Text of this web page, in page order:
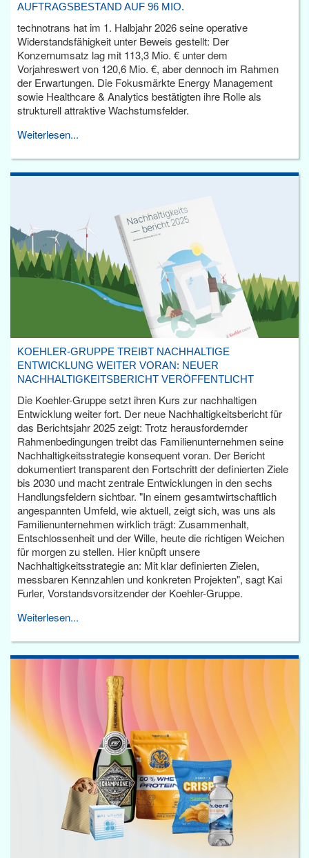
AUFTRAGSBESTAND AUF 96 MIO.
technotrans hat im 1. Halbjahr 2026 seine operative
Widerstandsfähigkeit unter Beweis gestellt: Der
Konzernumsatz lag mit 113,3 Mio. € unter dem
Vorjahreswert von 120,6 Mio. €, aber dennoch im Rahmen
der Erwartungen. Die Fokusmärkte Energy Management
sowie Healthcare & Analytics bestätigten ihre Rolle als
strukturell attraktive Wachstumsfelder.
Weiterlesen...
KOEHLER-GRUPPE TREIBT NACHHALTIGE
ENTWICKLUNG WEITER VORAN: NEUER
NACHHALTIGKEITSBERICHT VERÖFFENTLICHT
Die Koehler-Gruppe setzt ihren Kurs zur nachhaltigen
Entwicklung weiter fort. Der neue Nachhaltigkeitsbericht für
das Berichtsjahr 2025 zeigt: Trotz herausfordernder
Rahmenbedingungen treibt das Familienunternehmen seine
Nachhaltigkeitsstrategie konsequent voran. Der Bericht
dokumentiert transparent den Fortschritt der definierten Ziele
bis 2030 und macht zentrale Entwicklungen in den sechs
Handlungsfeldern sichtbar. "In einem gesamtwirtschaftlich
angespannten Umfeld, wie aktuell, zeigt sich, was uns als
Familienunternehmen wirklich trägt: Zusammenhalt,
Entschlossenheit und der Wille, heute die richtigen Weichen
für morgen zu stellen. Hier knüpft unsere
Nachhaltigkeitsstrategie an: Mit klar definierten Zielen,
messbaren Kennzahlen und konkreten Projekten", sagt Kai
Furler, Vorstandsvorsitzender der Koehler-Gruppe.
Weiterlesen...